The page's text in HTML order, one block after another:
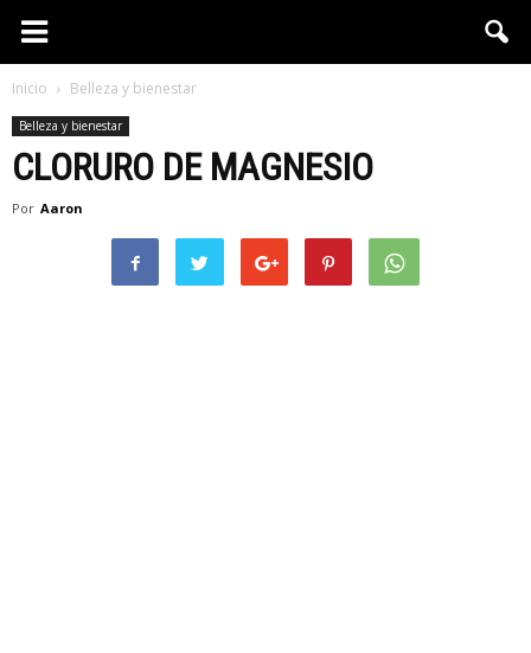
Inicio Belleza y bienestar
Belleza y bienestar
CLORURO DE MAGNESIO
Por Aaron